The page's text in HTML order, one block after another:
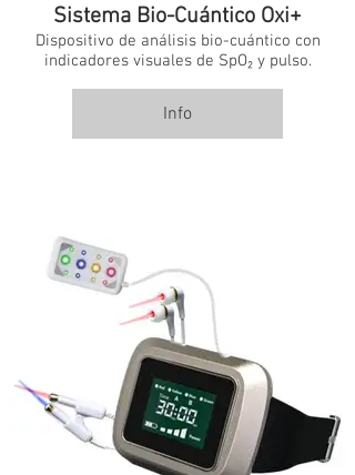
Sistema Bio-Cuántico Oxi+
Dispositivo de análisis bio-cuántico con
indicadores visuales de SpO₂ y pulso.
Info